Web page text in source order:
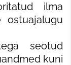
ilma
ostuajalugu
seotud
kuni